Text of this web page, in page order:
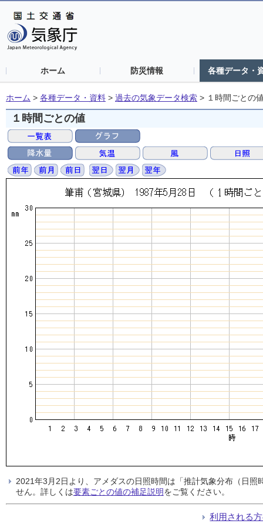
ホーム 防災情報 各種データ・
ホーム > 各種データ・資料 > 過去の気象データ検索 > １時間ごとの
１時間ごとの値
2021年3月2日より、アメダスの日照時間は「推計気象分布（日
せん。詳しくは要素ごとの値の補足説明をご覧ください。
利用される